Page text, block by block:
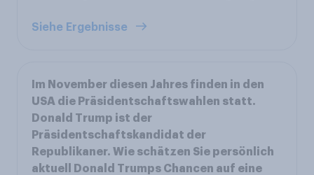
Siehe Ergebnisse
Im November diesen Jahres finden in den
USA die Präsidentschaftswahlen statt.
Donald Trump ist der
Präsidentschaftskandidat der
Republikaner. Wie schätzen Sie persönlich
aktuell Donald Trumps Chancen auf eine